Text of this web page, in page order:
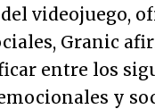
videojuego,
Granic
entre los
y